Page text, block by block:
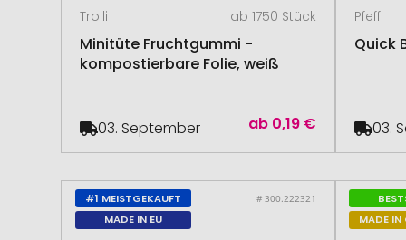
Trolli ab 1750 Stück
Minitüte Fruchtgummi -
kompostierbare Folie, weiß
ab 0,19 €
03. September
Pfeffi
Quick
03.
#1 MEISTGEKAUFT
MADE IN EU
# 300.222321
MADE IN